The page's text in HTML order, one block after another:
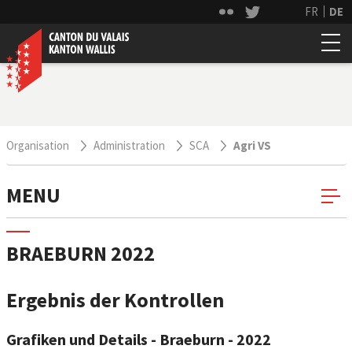
FR DE
Organisation Administration SCA Agri VS
MENU
BRAEBURN 2022
Ergebnis der Kontrollen
Grafiken und Details - Braeburn - 2022